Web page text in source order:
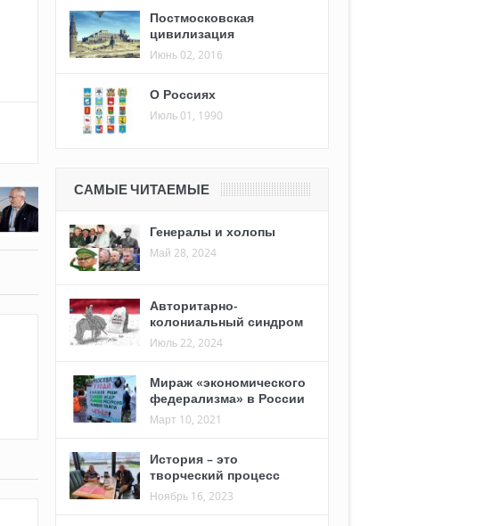
Постмосковская
цивилизация
Июнь 02, 2016
О Россиях
Июль 01, 1990
САМЫЕ ЧИТАЕМЫЕ
Генералы и холопы
Май 28, 2024
Авторитарно-
колониальный синдром
Июль 22, 2024
Мираж «экономического
федерализма» в России
Март 10, 2021
История – это
творческий процесс
Ноябрь 16, 2023